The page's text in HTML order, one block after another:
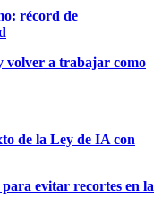
récord de
volver a trabajar como
de la Ley de IA con
evitar recortes en la